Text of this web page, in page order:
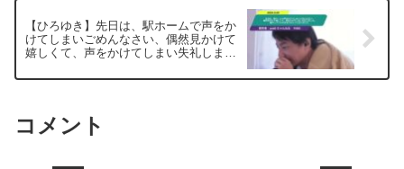
【ひろゆき】先日は、駅ホームで声をか
けてしまいごめんなさい、偶然見かけて
嬉しくて、声をかけてしまい失礼しまし
ましたー ひろゆき切り抜き 20250505
コメント